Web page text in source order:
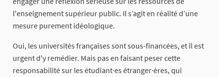
l'enseignement supérieur public. Il s’agit en réalité d’une
mesure purement idéologique.
Oui, les universités françaises sont sous-financées, et il est
urgent d'y remédier. Mais pas en faisant peser cette
responsabilité sur les étudiant·es étranger·ères, qui